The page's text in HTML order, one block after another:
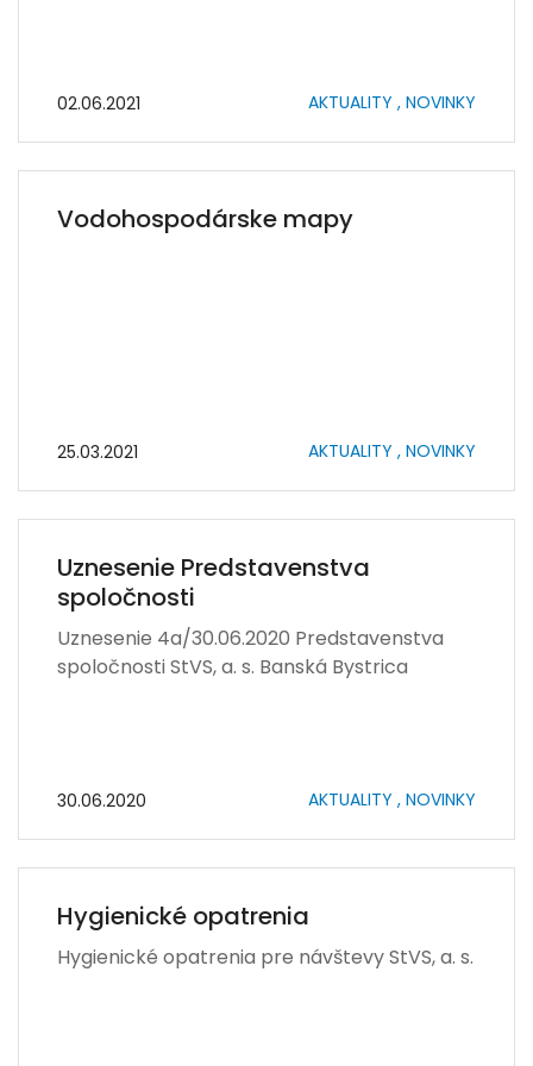
02.06.2021 AKTUALITY , NOVINKY
Vodohospodárske mapy
25.03.2021 AKTUALITY , NOVINKY
Uznesenie Predstavenstva
spoločnosti
Uznesenie 4a/30.06.2020 Predstavenstva
spoločnosti StVS, a. s. Banská Bystrica
30.06.2020 AKTUALITY , NOVINKY
Hygienické opatrenia
Hygienické opatrenia pre návštevy StVS, a. s.